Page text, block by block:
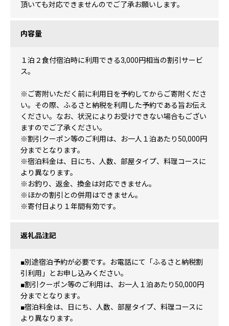
頂いても対応できませんのでご了承お願いします。
内容量
１泊２食付宿泊時に利用できる3,000円相当の割引サービ
ス。
※ご寄附いただく前に利用日を予約してからご寄附くださ
い。その際、ふるさと納税を利用した予約である旨お伝え
ください。なお、状況によりお受けできない場合もござい
ますのでご了承ください。
※割引クーポン等のご利用は、お一人１泊あたり50,000円
分までとなります。
※宿泊料金は、日にち、人数、部屋タイプ、料理コースに
より異なります。
※お釣り、返金、換金は対応できません。
※ほかの割引との併用はできません。
※寄付日より１年間有効です。
返礼品注記
■別途宿泊予約が必要です。お電話にて「ふるさと納税割
引利用」とお申し込みください。
■割引クーポン等のご利用は、お一人１泊あたり50,000円
分までとなります。
■宿泊料金は、日にち、人数、部屋タイプ、料理コースに
より異なります。